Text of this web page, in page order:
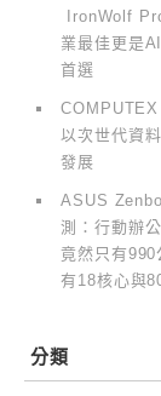
IronWolf
業最佳更是
首選
以次世代資
發展
ASUS
測：行動辦
竟然只有990
有18核心與
分類